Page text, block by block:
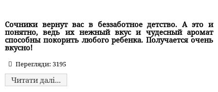
Сочники вернут вас в беззаботное детство. А это и
понятно, ведь их нежный вкус и чудесный аромат
способны покорить любого ребенка. Получается очень
вкусно!
Перегляди: 3195
Читати далі...